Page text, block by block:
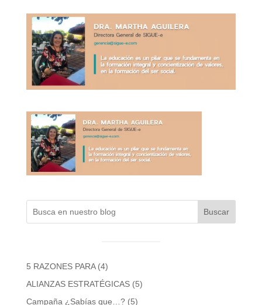
Buscar
5 RAZONES PARA(4)
ALIANZAS ESTRATÉGICAS(5)
Campaña ¿Sabías que…?(5)